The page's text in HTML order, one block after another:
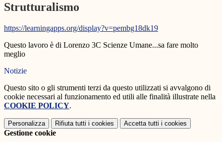
Strutturalismo
https://learningapps.org/display?v=pembg18dk19
Questo lavoro è di Lorenzo 3C Scienze Umane...sa fare molto
meglio
Notizie
Questo sito o gli strumenti terzi da questo utilizzati si avvalgono di
cookie necessari al funzionamento ed utili alle finalità illustrate nella
COOKIE POLICY.
Personalizza Rifiuta tutti i cookies Accetta tutti i cookies
Gestione cookie